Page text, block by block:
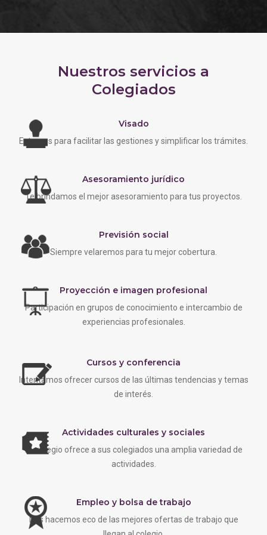
Nuestros servicios a
Colegiados
Visado
Estamos para facilitar las gestiones y simplificar los trámites.
Asesoramiento jurídico
Te brindamos el mejor asesoramiento para tus proyectos.
Previsión social
Siempre velaremos para tu mejor cobertura.
Proyección e imagen profesional
Participación en grupos de conocimiento e intercambio de
experiencias profesionales.
Cursos y conferencia
Intentamos ofrecer cursos de las últimas tendencias y temas
de interés.
Actividades culturales y sociales
EL colegio ofrece a sus colegiados una amplia variedad de
actividades.
Empleo y bolsa de trabajo
Nos hacemos eco de las mejores ofertas de trabajo que